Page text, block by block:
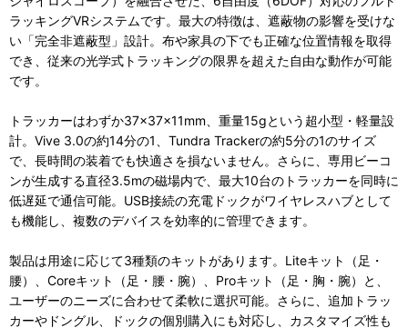
ラッキングVRシステムです。最大の特徴は、遮蔽物の影響を受けな
い「完全非遮蔽型」設計。布や家具の下でも正確な位置情報を取得
でき、従来の光学式トラッキングの限界を超えた自由な動作が可能
です。
トラッカーはわずか37×37×11mm、重量15gという超小型・軽量設
計。Vive 3.0の約14分の1、Tundra Trackerの約5分の1のサイズ
で、長時間の装着でも快適さを損ないません。さらに、専用ビーコ
ンが生成する直径3.5mの磁場内で、最大10台のトラッカーを同時に
低遅延で通信可能。USB接続の充電ドックがワイヤレスハブとして
も機能し、複数のデバイスを効率的に管理できます。
製品は用途に応じて3種類のキットがあります。Liteキット（足・
腰）、Coreキット（足・腰・腕）、Proキット（足・胸・腕）と、
ユーザーのニーズに合わせて柔軟に選択可能。さらに、追加トラッ
カーやドングル、ドックの個別購入にも対応し、カスタマイズ性も